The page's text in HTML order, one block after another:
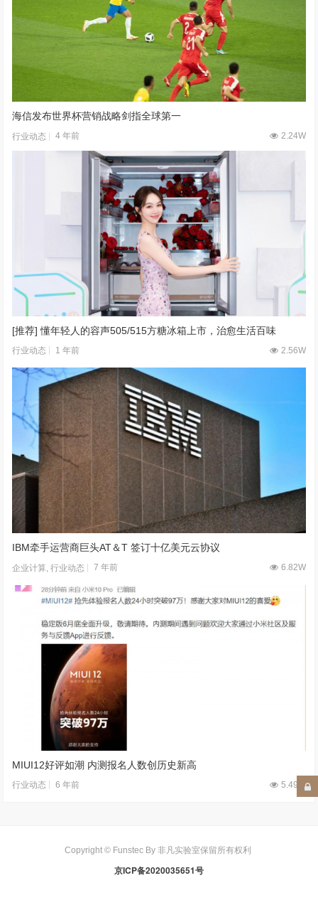
海信发布世界杯营销战略剑指全球第一
行业动态 4 年前 2.24W
[推荐] 懂年轻人的容声505/515方糖冰箱上市，治愈生活百味
行业动态 1 年前 2.56W
IBM牵手运营商巨头AT＆T 签订十亿美元云协议
企业计算,行业动态 7 年前 6.82W
MIUI12好评如潮 内测报名人数创历史新高
行业动态 6 年前 5.49W
Copyright © Funstec By 非凡实验室保留所有权利
京ICP备2020035651号